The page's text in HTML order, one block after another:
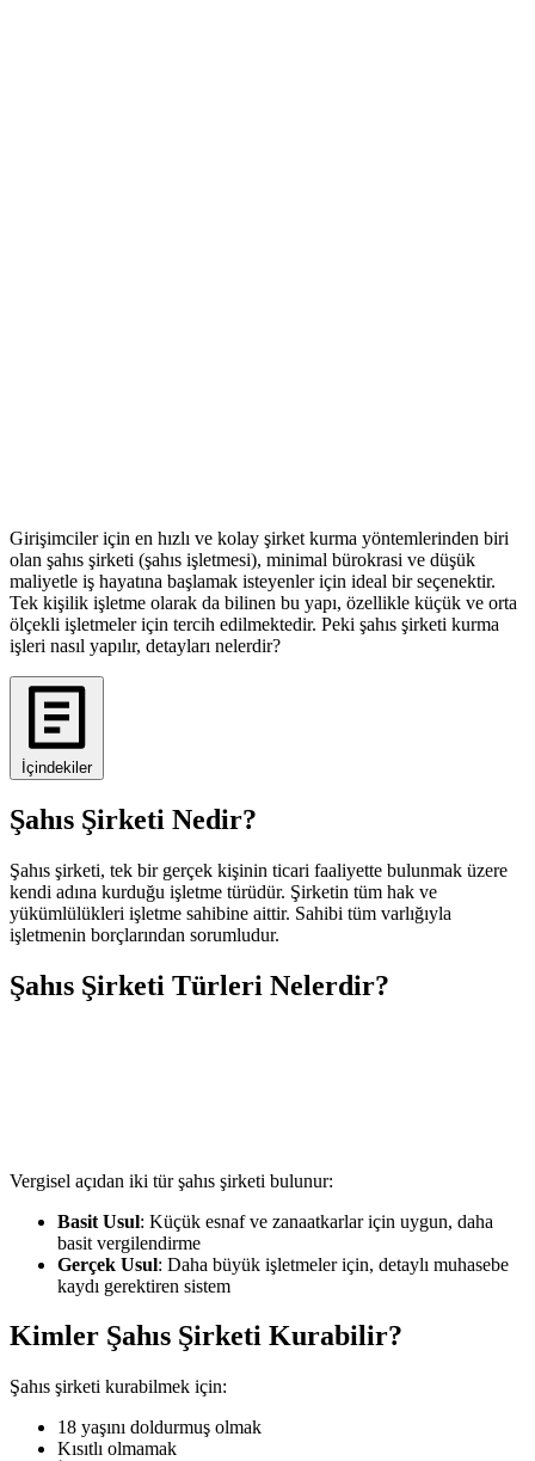
Girişimciler için en hızlı ve kolay şirket kurma yöntemlerinden biri
olan şahıs şirketi (şahıs işletmesi), minimal bürokrasi ve düşük
maliyetle iş hayatına başlamak isteyenler için ideal bir seçenektir.
Tek kişilik işletme olarak da bilinen bu yapı, özellikle küçük ve orta
ölçekli işletmeler için tercih edilmektedir. Peki şahıs şirketi kurma
işleri nasıl yapılır, detayları nelerdir?
İçindekiler
Şahıs Şirketi Nedir?
Şahıs şirketi, tek bir gerçek kişinin ticari faaliyette bulunmak üzere
kendi adına kurduğu işletme türüdür. Şirketin tüm hak ve
yükümlülükleri işletme sahibine aittir. Sahibi tüm varlığıyla
işletmenin borçlarından sorumludur.
Şahıs Şirketi Türleri Nelerdir?
Vergisel açıdan iki tür şahıs şirketi bulunur:
Basit Usul: Küçük esnaf ve zanaatkarlar için uygun, daha
basit vergilendirme
Gerçek Usul: Daha büyük işletmeler için, detaylı muhasebe
kaydı gerektiren sistem
Kimler Şahıs Şirketi Kurabilir?
Şahıs şirketi kurabilmek için:
18 yaşını doldurmuş olmak
Kısıtlı olmamak